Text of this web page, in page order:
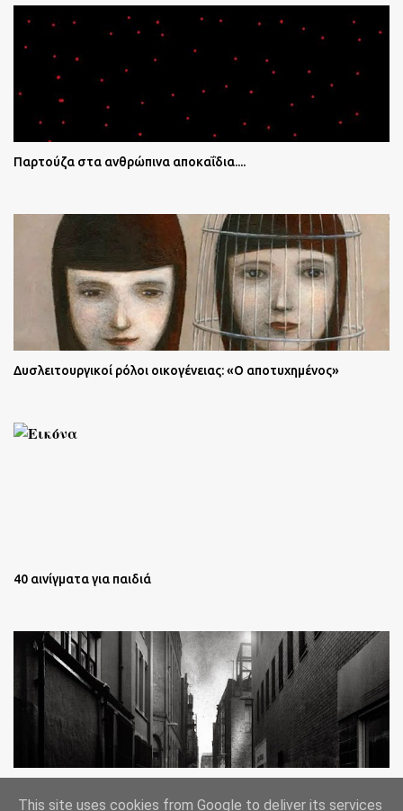
Παρτούζα στα ανθρώπινα αποκαΐδια....
Δυσλειτουργικοί ρόλοι οικογένειας: «Ο αποτυχημένος»
40 αινίγματα για παιδιά
This site uses cookies from Google to deliver its services